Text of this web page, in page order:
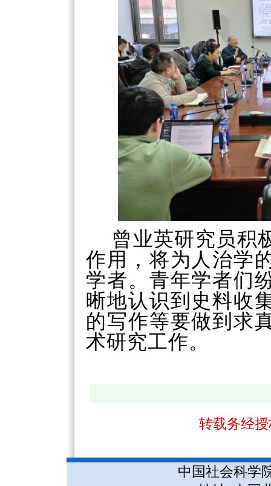
曾业英研究员积
作用，将为人治学
学者。青年学者们
晰地认识到史料收
的写作等要做到求
术研究工作。
转载务经
中国社会科学